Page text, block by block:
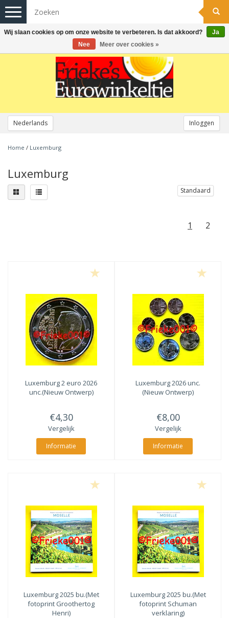
Nederlands Inloggen
Toggle
navigation
Home / Luxemburg
Luxemburg
Standaard
1 2
Luxemburg 2 euro 2026
unc.(Nieuw Ontwerp)
€4,30
Vergelijk
Informatie
Luxemburg 2026 unc.
(Nieuw Ontwerp)
€8,00
Vergelijk
Informatie
Luxemburg 2025 bu.(Met
fotoprint Groothertog
Henri)
Luxemburg 2025 bu.(Met
fotoprint Schuman
verklaring)
Wij slaan cookies op om onze website te verbeteren. Is dat akkoord?
Ja
Nee
Meer over cookies »